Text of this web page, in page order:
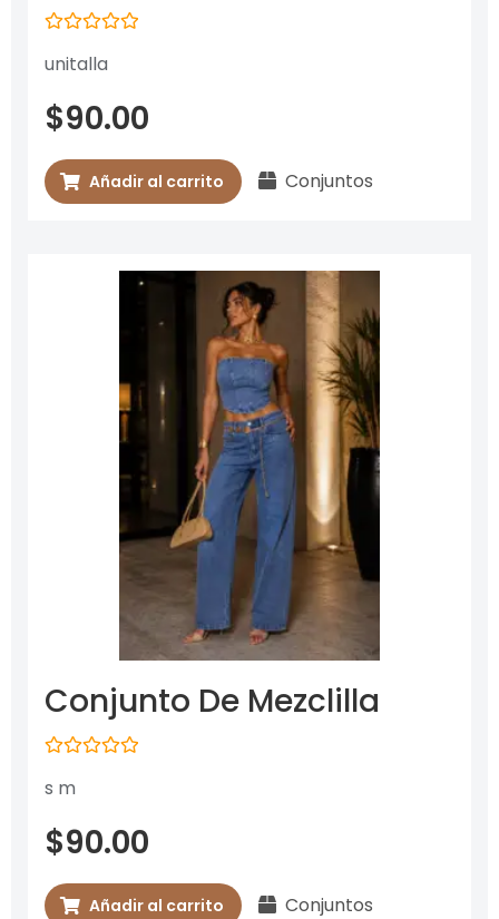
con
5
unitalla
$90.00
Añadir al carrito Conjuntos
Conjunto De Mezclilla
con
5
s m
$90.00
Añadir al carrito Conjuntos